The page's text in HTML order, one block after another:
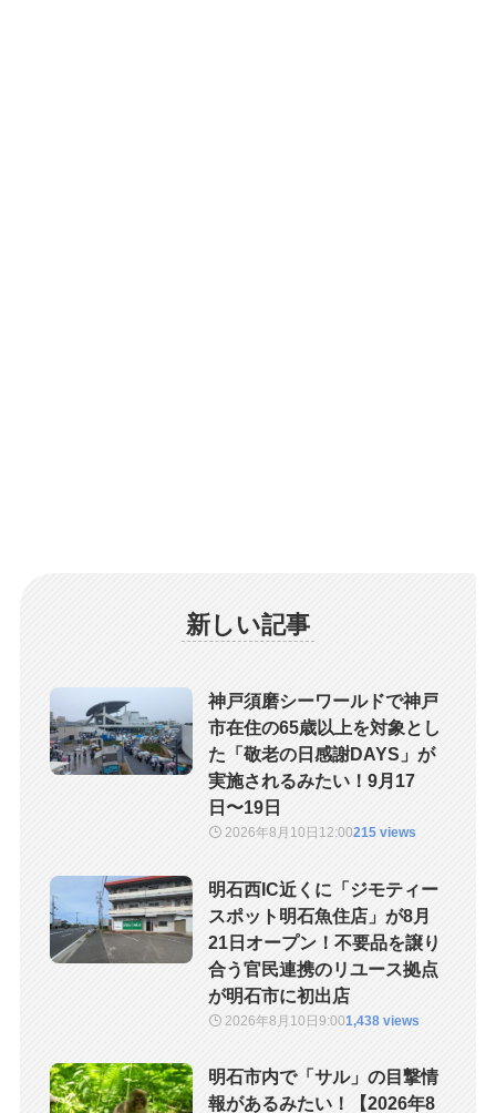
新しい記事
神戸須磨シーワールドで神戸
市在住の65歳以上を対象とし
た「敬老の日感謝DAYS」が
実施されるみたい！9月17
日〜19日
2026年8月10日 12:00215 views
明石西IC近くに「ジモティー
スポット明石魚住店」が8月
21日オープン！不要品を譲り
合う官民連携のリユース拠点
が明石市に初出店
2026年8月10日9:001,438 views
明石市内で「サル」の目撃情
報があるみたい！【2026年8